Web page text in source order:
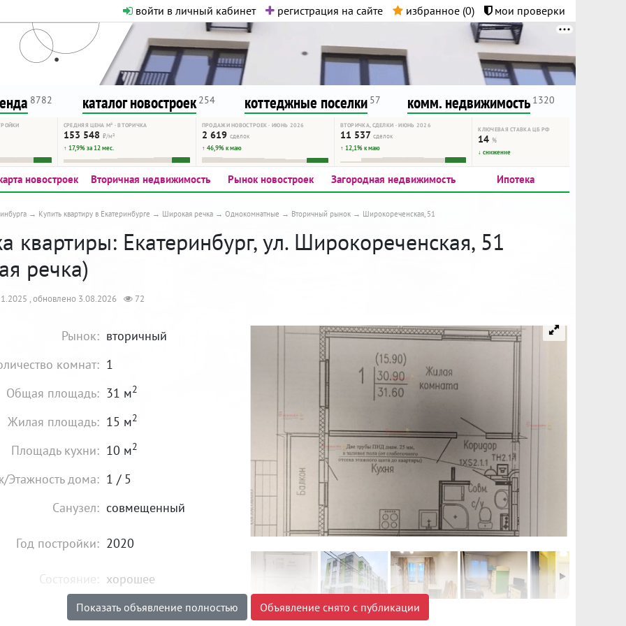
войти в личный кабинет регистрация на сайте избранное (0) мои проверки
Никакого шок-контента.
как он помогает вам. Удачи!
8782 каталог новостроек 254 коттеджные поселки 57 комм. недвижимость 1320
СРЕДНЯЯ ЦЕНА М² · ВТОРИЧКА
153 548 ₽/м²
↑ 17,9% за 12 мес.
ПРОДАЖИ НОВОСТРОЕК · ИЮНЬ 2026
2 619 сделок
↑ 46,9% к маю
ВТОРИЧКА, СДЕЛКИ · ИЮНЬ 2026
11 537 сделок
↑ 12,1% к маю
КЛЮЧЕВАЯ СТАВКА ЦБ РФ
14%
↓ снижение
новостроек Вторичная недвижимость Рынок новостроек Загородная недвижимость Ипотека
Купить квартиру в Екатеринбурге Широкая речка Однокомнатные Вторичный рынок Широкореченская, 51
квартиры: Екатеринбург, ул. Широкореченская, 51
речка)
, обновлено 3.08.2026 72
Рынок: вторичный
комнат: 1
Общая площадь: 31 м2
Жилая площадь: 15 м2
Площадь кухни: 10 м2
Этажность дома: 1 / 5
Санузел: совмещенный
Год постройки: 2020
Состояние: хорошее
Цена: 4 000 000₽
Показать объявление полностью Объявление снято с публикации